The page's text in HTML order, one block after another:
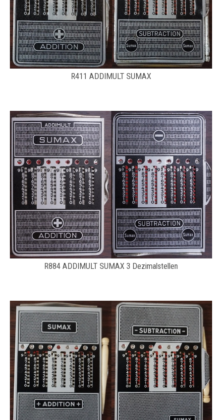
R411 ADDIMULT SUMAX
R884 ADDIMULT SUMAX 3 Dezimalstellen